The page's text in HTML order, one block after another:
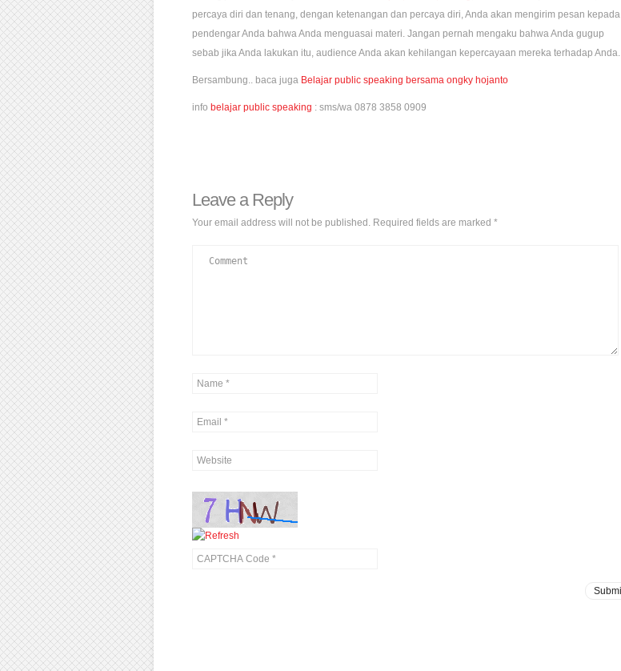
percaya diri dan tenang, dengan ketenangan dan percaya diri, Anda akan mengirim pesan kepada
pendengar Anda bahwa Anda menguasai materi. Jangan pernah mengaku bahwa Anda gugup
sebab jika Anda lakukan itu, audience Anda akan kehilangan kepercayaan mereka terhadap Anda.
Bersambung.. baca juga Belajar public speaking bersama ongky hojanto
info belajar public speaking : sms/wa 0878 3858 0909
Leave a Reply
Your email address will not be published. Required fields are marked *